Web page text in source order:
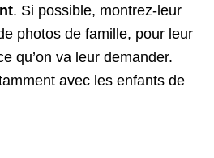
. Si possible, montrez-leur
photos de famille, pour leur
qu’on va leur demander.
avec les enfants de